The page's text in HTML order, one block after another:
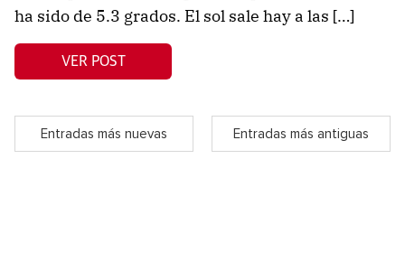
ha sido de 5.3 grados. El sol sale hay a las […]
VER POST
Entradas más nuevas Entradas más antiguas